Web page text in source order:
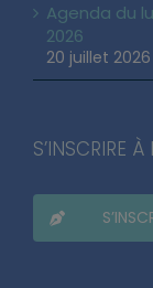
Agenda du
2026
20 juillet 2026
S’INSCRIRE